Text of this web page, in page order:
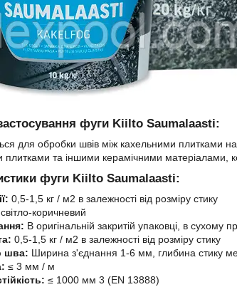
фуги Kiilto Saumalaasti:
для обробки швів між кахельними плитками
плитками та іншими керамічними матеріалами,
фуги Kiilto Saumalaasti:
0,5-1,5 кг / м2 в залежності від розміру стику
світло-коричневий
В оригінальній закритій упаковці, в
0,5-1,5 кг / м2 в залежності від розміру стику
шва: Ширина з'єднання 1-6 мм, глибина стику
≤ 3 мм / м
≤ 1000 мм 3 (EN 13888)